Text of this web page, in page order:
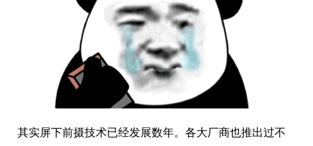
其实屏下前摄技术已经发展数年。各大厂商也推出过不